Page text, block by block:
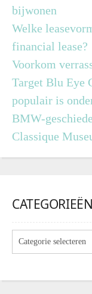
bijwonen
Welke
financial lease?
Voorkom
Target Blu Eye
populair is
BMW-
Classique
CATEGORIEËN